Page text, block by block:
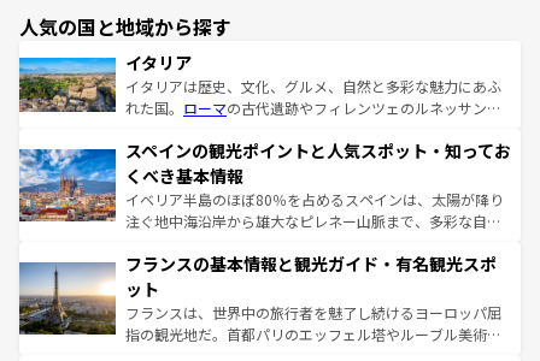
人気の国と地域から探す
イタリア
イタリアは歴史、文化、グルメ、自然と多彩な魅力にあふ
れた国。 ローマの古代遺跡やフィレンツェのルネッサンス
ろん、トスカーナの美しい田園風景やアマルフィ海岸の絶
景など、自然景観も見逃せない。観光の合間には、本場の
ピザやパスタなど、絶品のイタリア料理を堪能することも
できる。朝目覚めてから夜眠るまで、すべての瞬間を楽し
なお、新着のイタリア情報はコンテンツ一覧を参照してほ
しい。
スペインの観光ポイントと人気スポット・知ってお
くべき基本情報
イベリア半島のほぼ80％を占めるスペインは、太陽が降り
注ぐ地中海沿岸から雄大なピレネー山脈まで、多彩な自然
文化が根付くこの国では、情熱的なフラメンコ、熱気あふ
れる闘牛、そして美味しいタパスが生活の一部となってい
る。首都マドリードの洗練された雰囲気や、バルセロナの
アートに溢れた街角から、地方では古代ローマ遺跡や中世
フランスの基本情報と観光ガイド・有名観光スポ
ット
フランスは、世界中の旅行者を魅了し続けるヨーロッパ屈
指の観光地だ。首都パリのエッフェル塔やルーブル美術館